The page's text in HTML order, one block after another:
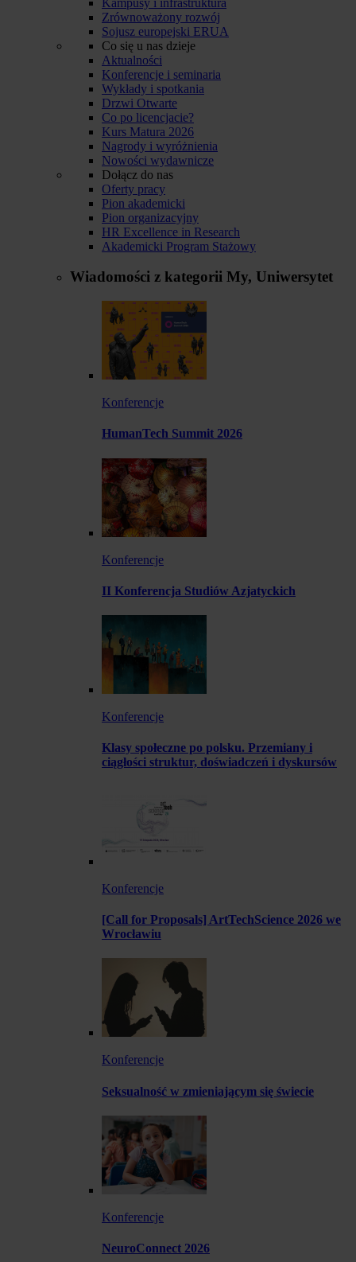
Zrównoważony rozwój
Sojusz europejski ERUA
Co się u nas dzieje
Aktualności
Konferencje i seminaria
Wykłady i spotkania
Drzwi Otwarte
Co po licencjacie?
Kurs Matura 2026
Nagrody i wyróżnienia
Nowości wydawnicze
Dołącz do nas
Oferty pracy
Pion akademicki
Pion organizacyjny
HR Excellence in Research
Akademicki Program Stażowy
Wiadomości z kategorii My, Uniwersytet
Konferencje
HumanTech Summit 2026
Konferencje
II Konferencja Studiów Azjatyckich
Konferencje
Klasy społeczne po polsku. Przemiany i
ciągłości struktur, doświadczeń i dyskursów
Konferencje
[Call for Proposals] ArtTechScience 2026 we
Wrocławiu
Konferencje
Seksualność w zmieniającym się świecie
Konferencje
NeuroConnect 2026